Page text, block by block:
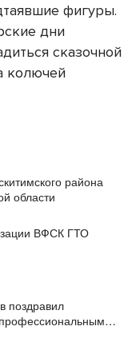
фигуры.
дни
сказочной
колючей
района
области
ВФСК ГТО
поздравил